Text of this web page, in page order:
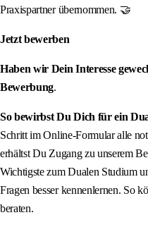
Praxispartner übernommen. 🤝
Jetzt bewerben
Haben wir Dein Interesse
Bewerbung.
So bewirbst Du Dich für ein
Schritt im Online-Formular alle
erhältst Du Zugang zu unserem
Wichtigste zum Dualen Studium
Fragen besser kennenlernen. So
beraten.